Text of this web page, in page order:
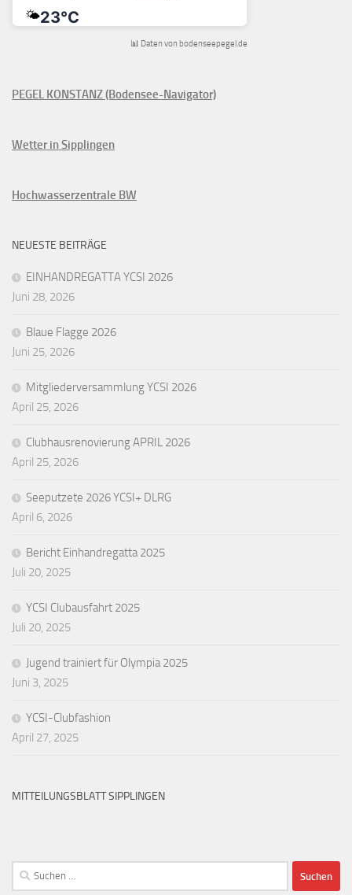
📊 Daten von bodenseepegel.de
PEGEL KONSTANZ (Bodensee-Navigator)
Wetter in Sipplingen
Hochwasserzentrale BW
NEUESTE BEITRÄGE
EINHANDREGATTA YCSI 2026
Juni 28, 2026
Blaue Flagge 2026
Juni 25, 2026
Mitgliederversammlung YCSI 2026
April 25, 2026
Clubhausrenovierung APRIL 2026
April 25, 2026
Seeputzete 2026 YCSI+ DLRG
April 6, 2026
Bericht Einhandregatta 2025
Juli 20, 2025
YCSI Clubausfahrt 2025
Juli 20, 2025
Jugend trainiert für Olympia 2025
Juni 3, 2025
YCSI-Clubfashion
April 27, 2025
MITTEILUNGSBLATT SIPPLINGEN
Suchen
nach: